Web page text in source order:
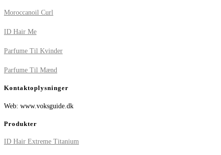
Moroccanoil Curl
ID Hair Me
Parfume Til Kvinder
Parfume Til Mænd
Kontaktoplysninger
Web: www.voksguide.dk
Produkter
ID Hair Extreme Titanium